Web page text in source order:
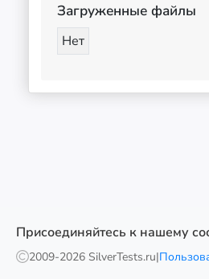
Загруженные файлы
Нет
Присоединяйтесь к нашему
2009-2026 SilverTests.ru|